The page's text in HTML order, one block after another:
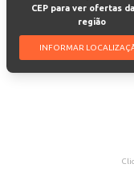
CEP para ver ofertas
região
INFORMAR